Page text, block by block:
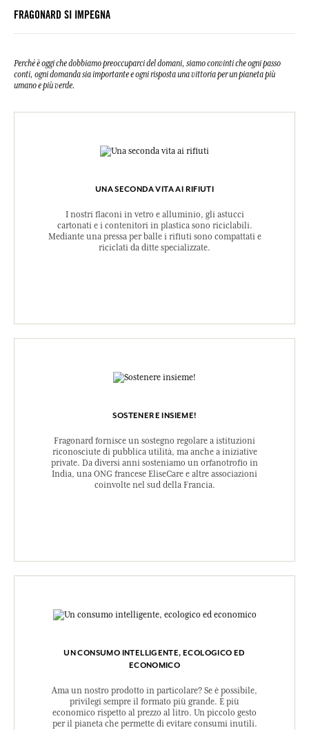
il contenitore o l'etichetta del prodotto. Tenere lontano da fonti di
UFI: RTP0-W00A-N00U-25SV
N° urgence (+33) 01.45.42.59.59.
FRAGONARD SI IMPEGNA
Perché è oggi che dobbiamo preoccuparci del domani, siamo convinti che ogni passo
conti, ogni domanda sia importante e ogni risposta una vittoria per un pianeta più
umano e più verde.
UNA SECONDA VITA AI RIFIUTI
I nostri flaconi in vetro e alluminio, gli astucci
cartonati e i contenitori in plastica sono riciclabili.
Mediante una pressa per balle i rifiuti sono compattati e
riciclati da ditte specializzate.
SOSTENERE INSIEME!
Fragonard fornisce un sostegno regolare a istituzioni
riconosciute di pubblica utilità, ma anche a iniziative
private. Da diversi anni sosteniamo un orfanotrofio in
India, una ONG francese EliseCare e altre associazioni
coinvolte nel sud della Francia.
UN CONSUMO INTELLIGENTE, ECOLOGICO ED
ECONOMICO
Ama un nostro prodotto in particolare? Se è possibile,
privilegi sempre il formato più grande. È più
economico rispetto al prezzo al litro. Un piccolo gesto
per il pianeta che permette di evitare consumi inutili.